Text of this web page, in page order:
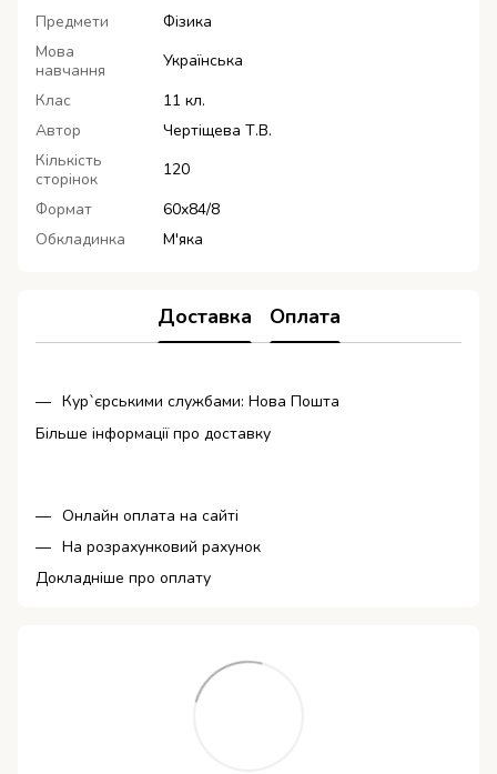
Предмети
Фізика
Мова
навчання
Українська
Клас
11 кл.
Автор
Чертіщева Т.В.
Кількість
сторінок
120
Формат
60х84/8
Обкладинка
М'яка
Доставка Оплата
Кур`єрськими службами: Нова Пошта
Більше інформації про доставку
Онлайн оплата на сайті
На розрахунковий рахунок
Докладніше про оплату